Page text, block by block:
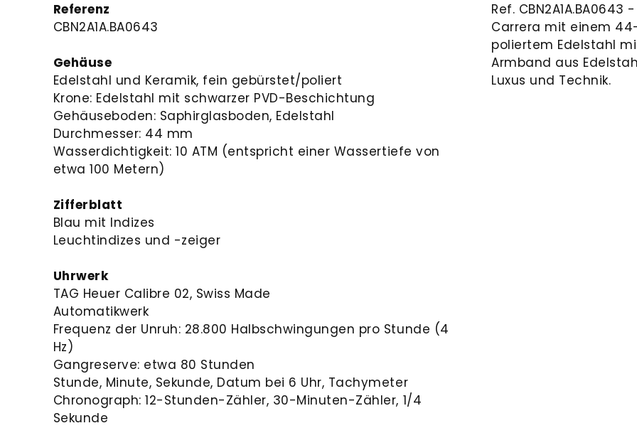
Referenz
CBN2A1A.BA0643
Gehäuse
Edelstahl und Keramik, fein gebürstet/poliert
Krone: Edelstahl mit schwarzer PVD-Beschichtung
Gehäuseboden: Saphirglasboden, Edelstahl
Durchmesser: 44 mm
Wasserdichtigkeit: 10 ATM (entspricht einer Wassertiefe von
etwa 100 Metern)
Zifferblatt
Blau mit Indizes
Leuchtindizes und -zeiger
Uhrwerk
TAG Heuer Calibre 02, Swiss Made
Automatikwerk
Frequenz der Unruh: 28.800 Halbschwingungen pro Stunde (4
Hz)
Gangreserve: etwa 80 Stunden
Stunde, Minute, Sekunde, Datum bei 6 Uhr, Tachymeter
Chronograph: 12-Stunden-Zähler, 30-Minuten-Zähler, 1/4
Sekunde
Ref.
Carrera mit einem
poliertem Edelstahl
Armband aus
Luxus und Technik.